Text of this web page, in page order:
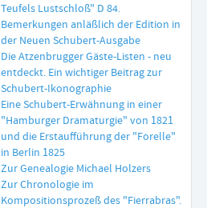
Teufels Lustschloß" D 84.
Bemerkungen anläßlich der Edition in
der Neuen Schubert-Ausgabe
Die Atzenbrugger Gäste-Listen - neu
entdeckt. Ein wichtiger Beitrag zur
Schubert-Ikonographie
Eine Schubert-Erwähnung in einer
"Hamburger Dramaturgie" von 1821
und die Erstaufführung der "Forelle"
in Berlin 1825
Zur Genealogie Michael Holzers
Zur Chronologie im
Kompositionsprozeß des "Fierrabras".